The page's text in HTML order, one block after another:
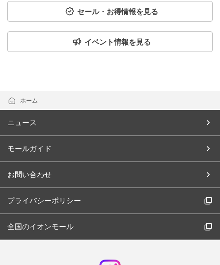
セール・お得情報を見る
イベント情報を見る
ホーム
ニュース
モールガイド
お問い合わせ
プライバシーポリシー
全国のイオンモール